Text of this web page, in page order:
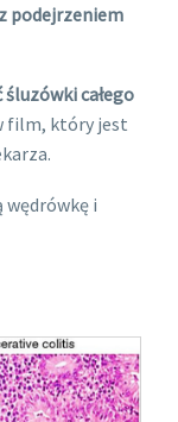
podejrzeniem
śluzówkicałego
film, który jest
wędrówkę i